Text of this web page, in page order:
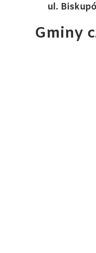
ul.
Gminy